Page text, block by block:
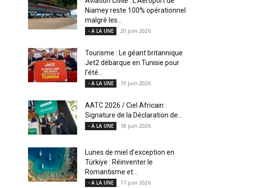
Niamey reste 100% opérationnel
malgré les...
- A LA UNE 20 juin 2026
Tourisme : Le géant britannique
Jet2 débarque en Tunisie pour
l’été...
- A LA UNE 19 juin 2026
AATC 2026 / Ciel Africain :
Signature de la Déclaration de...
- A LA UNE 18 juin 2026
Lunes de miel d’exception en
Türkiye : Réinventer le
Romantisme et...
- A LA UNE 17 juin 2026